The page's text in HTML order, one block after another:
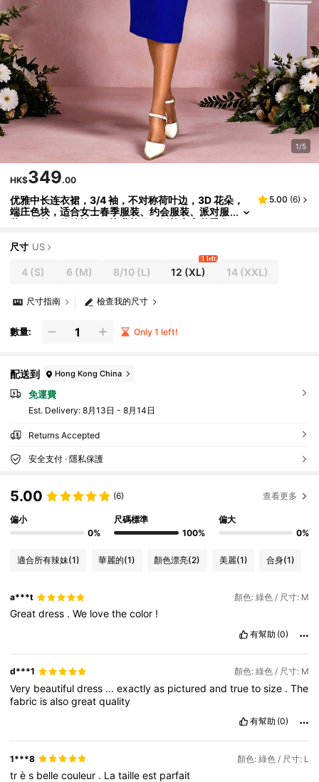
1/5
HK$349.00
优雅中长连衣裙，3/4 袖，不对称荷叶边，3D 花朵，
端庄色块，适合女士春季服装、约会服装、派对服
装、婚纱、伴娘礼服、毕业礼服、婚礼宾客秋季女
5.00 (6)
尺寸 US
4 (S) 6 (M) 8/10(L) 12 (XL)
1 left
14 (XXL)
檢查我的尺寸
尺寸指南
數量: Only 1 left!
配送到 Hong Kong China
免運費
​Est. Delivery: 8月13日 - 8月14日
Returns Accepted
安全支付 · 隱私保護
5.00 (6) 查看更多
偏小
0%
尺碼標準
100%
偏大
0%
適合所有辣妹(1) 華麗的(1) 顏色漂亮(2) 美麗(1) 合身(1)
a***t 顏色: 綠色 / 尺寸: M
Greatdress .We lovethecolor !
有幫助 (0)
d***1 顏色: 綠色 / 尺寸: M
Very beautifuldress ...exactlyas picturedandtruetosize .The
fabric isalsogreatquality
有幫助 (0)
1***8 顏色: 綠色 / 尺寸: L
très bellecouleur . Latailleest parfait